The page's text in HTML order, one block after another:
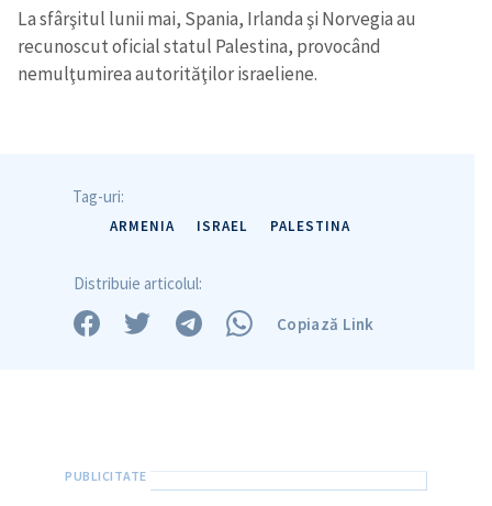
La sfârşitul lunii mai, Spania, Irlanda şi Norvegia au
recunoscut oficial statul Palestina, provocând
nemulţumirea autorităţilor israeliene.
Tag-uri:
ARMENIA ISRAEL PALESTINA
Distribuie articolul:
Copiază Link